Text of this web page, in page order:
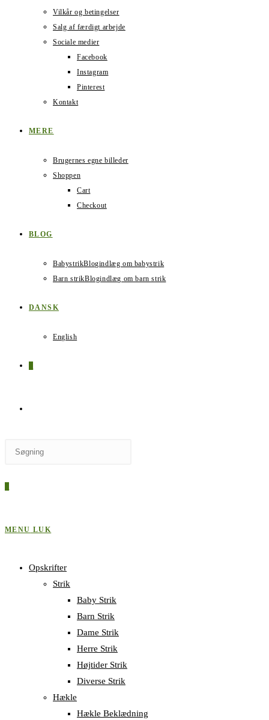
Vilkår og betingelser
Salg af færdigt arbejde
Sociale medier
Facebook
Instagram
Pinterest
Kontakt
MERE
Brugernes egne billeder
Shoppen
Cart
Checkout
BLOG
BabystrikBlogindlæg om babystrik
Barn strikBlogindlæg om barn strik
DANSK
English
TIL
MENU LUK
Opskrifter
Strik
Baby Strik
Barn Strik
Dame Strik
Herre Strik
Højtider Strik
Diverse Strik
Hækle
Hækle Beklædning